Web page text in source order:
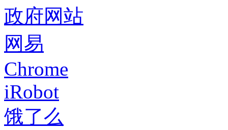
政府网站
网易
Chrome
iRobot
饿了么